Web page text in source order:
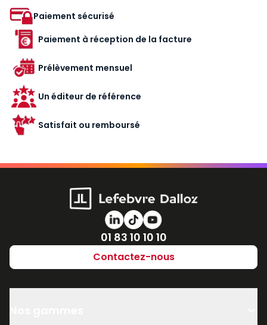
Paiement sécurisé
Paiement à réception de la facture
Prélèvement mensuel
Un éditeur de référence
Satisfait ou remboursé
Numéro de téléphone
01 83 10 10 10
Contactez-nous